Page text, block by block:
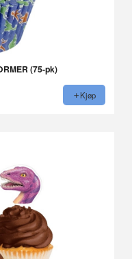
(75-pk)
Kjøp